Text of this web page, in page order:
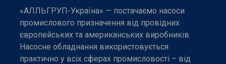
«АЛЛЬГРУП-Україна» — постачаємо насоси
промислового призначення від провідних
європейських та американських виробників.
Насосне обладнання використовується
практично у всіх сферах промисловості – від